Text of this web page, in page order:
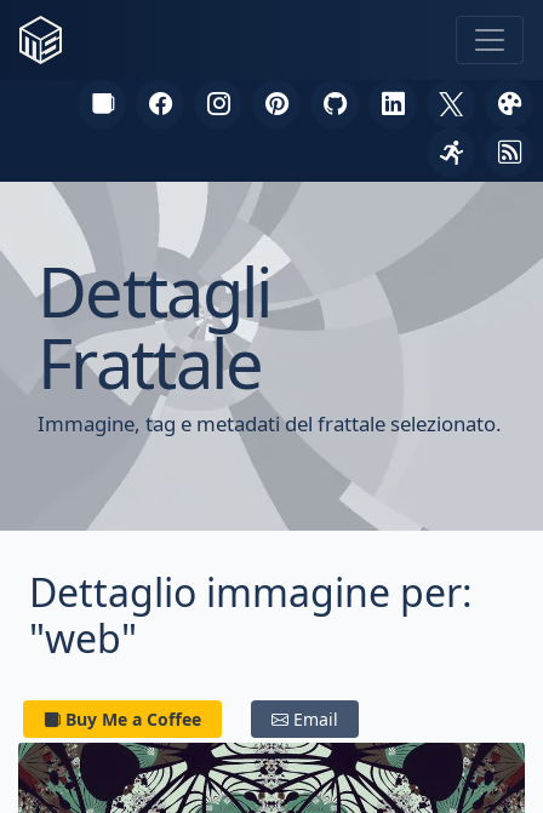
Dettagli
Frattale
Immagine, tag e metadati del frattale selezionato.
Dettaglio immagine per:
"web"
Buy Me a Coffee Email